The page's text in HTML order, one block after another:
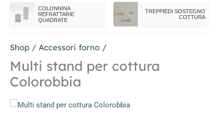
COLONNINA
REFRATTARIE
QUADRATE
TREPPIEDI SOSTEGNO
COTTURA
Shop / Accessori forno /
Multi stand per cottura
Colorobbia